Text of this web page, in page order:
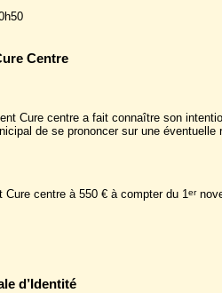
Centre
Cure centre a fait connaître son
de se prononcer sur une
Cure centre à 550 € à compter du 1er
d’Identité